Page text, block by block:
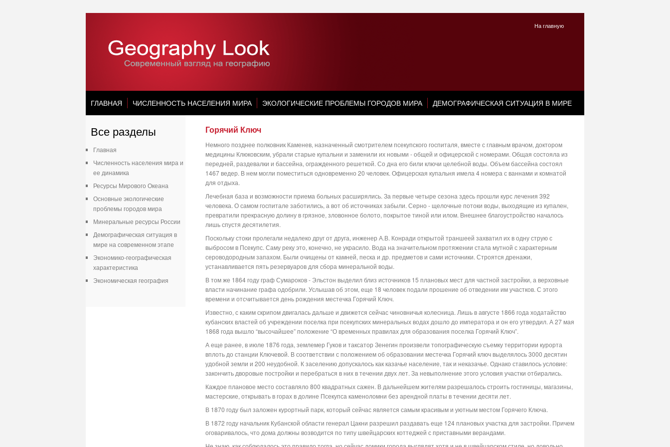
На главную
ГЛАВНАЯ ЧИСЛЕННОСТЬ НАСЕЛЕНИЯ МИРА ЭКОЛОГИЧЕСКИЕ ПРОБЛЕМЫ ГОРОДОВ МИРА ДЕМОГРАФИЧЕСКАЯ СИТУАЦИЯ В МИРЕ
Все разделы
Главная
Численность населения мира и
ее динамика
Ресурсы Мирового Океана
Основные экологические
проблемы городов мира
Минеральные ресурсы России
Демографическая ситуация в
мире на современном этапе
Экономико-географическая
характеристика
Экономическая география
Горячий Ключ
Немного позднее полковник Каменев, назначенный смотрителем псекупского госпиталя, вместе с главным врачом, доктором
медицины Клюковским, убрали старые купальни и заменили их новыми - общей и офицерской с номерами. Общая состояла из
передней, раздевалки и бассейна, огражденного решеткой. Со дна его били ключи целебной воды. Объем бассейна состоял
1467 ведер. В нем могли поместиться одновременно 20 человек. Офицерская купальня имела 4 номера с ваннами и комнатой
для отдыха.
Лечебная база и возможности приема больных расширялись. За первые четыре сезона здесь прошли курс лечения 392
человека. О самом госпитале заботились, а вот об источниках забыли. Серно - щелочные потоки воды, выходящие из купален,
превратили прекрасную долину в грязное, зловонное болото, покрытое тиной или илом. Внешнее благоустройство началось
лишь спустя десятилетия.
Поскольку стоки пролегали недалеко друг от друга, инженер А.В. Конради открытой траншеей захватил их в одну струю с
выбросом в Псекупс. Саму реку это, конечно, не украсило. Вода на значительном протяжении стала мутной с характерным
сероводородным запахом. Были очищены от камней, песка и др. предметов и сами источники. Строятся дренажи,
устанавливается пять резервуаров для сбора минеральной воды.
В том же 1864 году граф Сумароков - Эльстон выделил близ источников 15 плановых мест для частной застройки, а верховные
власти начинание графа одобрили. Услышав об этом, еще 18 человек подали прошение об отведении им участков. С этого
времени и отсчитывается день рождения местечка Горячий Ключ.
Известно, с каким скрипом двигалась дальше и движется сейчас чиновничья колесница. Лишь в августе 1866 года ходатайство
кубанских властей об учреждении поселка при псекупских минеральных водах дошло до императора и он его утвердил. А 27 мая
1868 года вышло “высочайшее” положение “О временных правилах для образования поселка Горячий Ключ”.
А еще ранее, в июле 1876 года, землемер Гуков и таксатор Зенегин произвели топографическую съемку территории курорта
вплоть до станции Ключевой. В соответствии с положением об образовании местечка Горячий ключ выделялось 3000 десятин
удобной земли и 200 неудобной. К заселению допускалось как казачье население, так и неказачье. Однако ставилось условие:
закончить дворовые постройки и перебраться в них в течении двух лет. За невыполнение этого условия участки отбирались.
Каждое плановое место составляло 800 квадратных сажен. В дальнейшем жителям разрешалось строить гостиницы, магазины,
мастерские, открывать в горах в долине Псекупса каменоломни без арендной платы в течении десяти лет.
В 1870 году был заложен курортный парк, который сейчас является самым красивым и уютным местом Горячего Ключа.
В 1872 году начальник Кубанской области генерал Цакни разрешил раздавать еще 124 плановых участка для застройки. Причем
оговаривалось, что дома должны возводится по типу швейцарских коттеджей с приставными верандами.